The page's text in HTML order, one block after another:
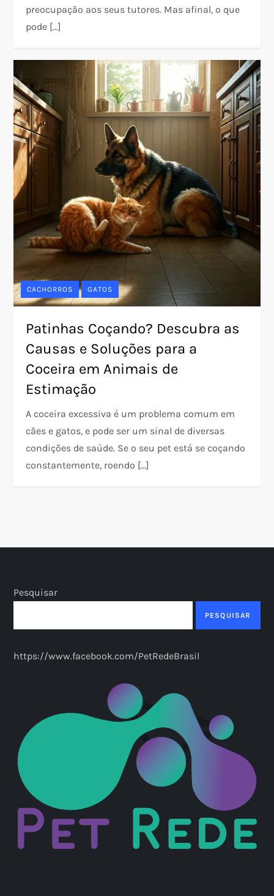
preocupação aos seus tutores. Mas afinal, o que
pode […]
CACHORROS GATOS
Patinhas Coçando? Descubra as
Causas e Soluções para a
Coceira em Animais de
Estimação
A coceira excessiva é um problema comum em
cães e gatos, e pode ser um sinal de diversas
condições de saúde. Se o seu pet está se coçando
constantemente, roendo […]
Pesquisar
PESQUISAR
https://www.facebook.com/PetRedeBrasil